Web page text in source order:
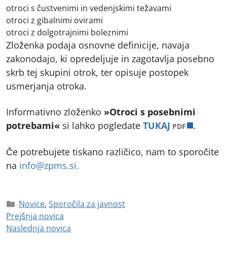
otroci s čustvenimi in vedenjskimi težavami
otroci z gibalnimi ovirami
otroci z dolgotrajnimi boleznimi
Zloženka podaja osnovne definicije, navaja
zakonodajo, ki opredeljuje in zagotavlja posebno
skrb tej skupini otrok, ter opisuje postopek
usmerjanja otroka.
Informativno zloženko »Otroci s posebnimi
potrebami« si lahko pogledate TUKAJ PDF odpre
.
Če potrebujete tiskano različico, nam to sporočite
na info@zpms.si.
Novice, Sporočila za javnost
Prejšnja novica
Naslednja novica